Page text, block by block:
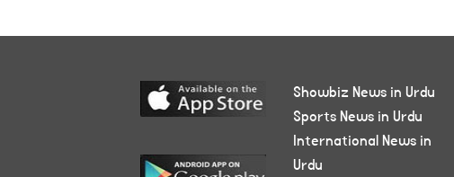
Showbiz News in Urdu
Sports News in Urdu
International News in
Urdu